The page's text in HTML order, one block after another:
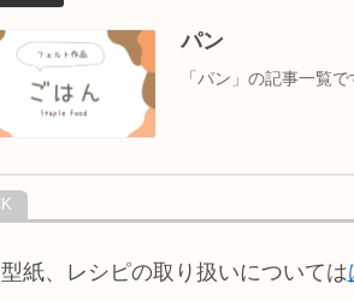
パン
「パン」の記事一覧で
型紙、レシピの取り扱いについては